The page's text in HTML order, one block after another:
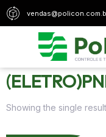
Home Soluções para
AVULSAS/ VÁLVULAS
VÁLVULAS
Showing the single result